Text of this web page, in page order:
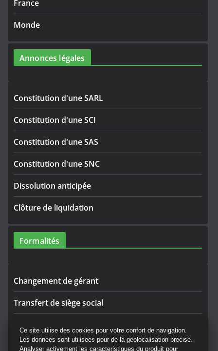
France
Monde
Annonces légales
Constitution d'une SARL
Constitution d'une SCI
Constitution d'une SAS
Constitution d'une SNC
Dissolution anticipée
Clôture de liquidation
Formalités
Changement de gérant
Transfert de siège social
Convocation AG
Ce site utilise des cookies pour votre confort de navigation.
Les donnees sont utilisees pour de la geolocalisation precise.
Analyser activement les caracteristiques du produit pour